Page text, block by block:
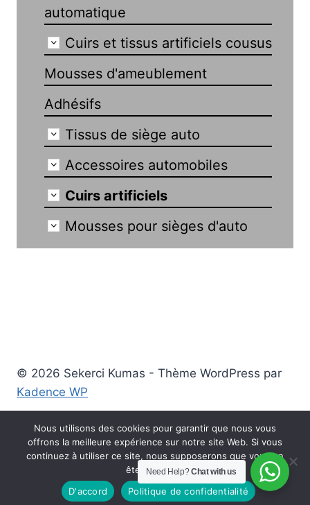
automatique
Cuirs et tissus artificiels cousus
Mousses d'ameublement
Adhésifs
Tissus de siège auto
Accessoires automobiles
Cuirs artificiels
Mousses pour sièges d'auto
© 2026 Sekerci Kumas - Thème WordPress par
Kadence WP
Turquie Anglais العربية Čeština
Deutsch
Ελληνικά
espagnol English
italien
한국인
Русский Pologne Українська
Need Help?Chat with us
Nous utilisons des cookies pour garantir que nous vous
offrons la meilleure expérience sur notre site Web. Si vous
continuez à utiliser ce site, nous supposerons que vous en
êtes satisfait.
D'accord
Politique de confidentialité